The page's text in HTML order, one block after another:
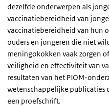
dezelfde onderwerpen als
vaccinatiebereidheid van
vaccinatiebereidheid van hun
ouders en jongeren die niet
meningokokken vaak zorgen
veiligheid en effectiviteit van
resultaten van het PIOM-
wetenschappelijke publicaties
een proefschrift.